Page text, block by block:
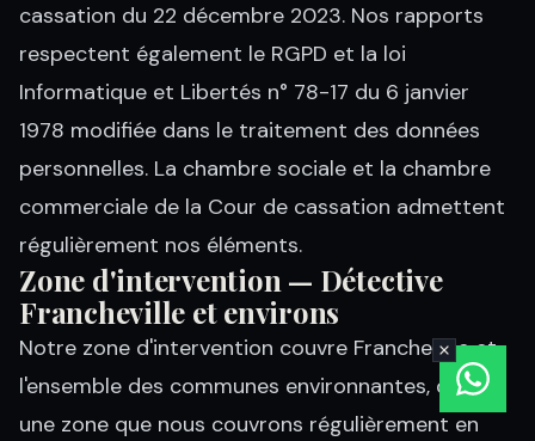
cassation du 22 décembre 2023. Nos rapports
respectent également le RGPD et la loi
Informatique et Libertés n° 78-17 du 6 janvier
1978 modifiée dans le traitement des données
personnelles. La chambre sociale et la chambre
commerciale de la Cour de cassation admettent
régulièrement nos éléments.
Zone d'intervention — Détective
Francheville et environs
Notre zone d'intervention couvre Francheville et
l'ensemble des communes environnantes, dans
une zone que nous couvrons régulièrement en